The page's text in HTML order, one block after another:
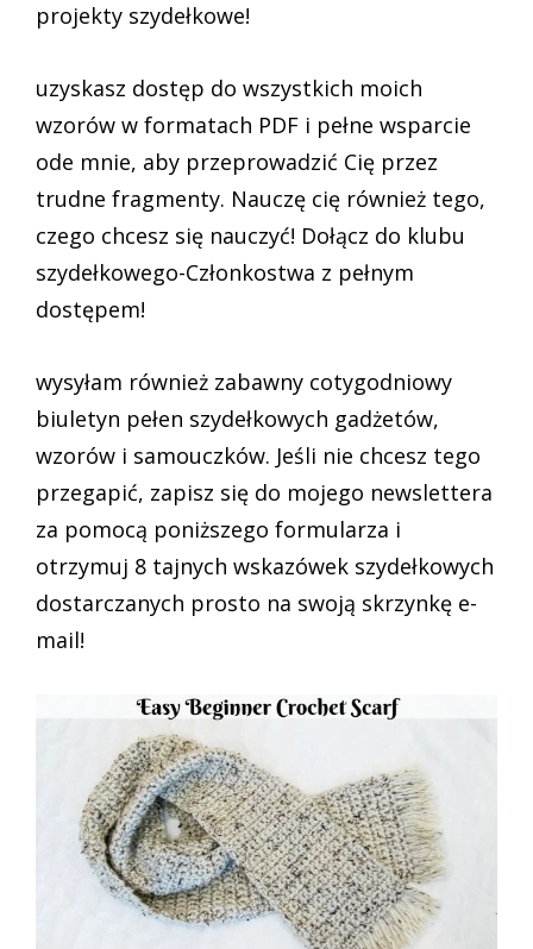
projekty szydełkowe!
uzyskasz dostęp do wszystkich moich
wzorów w formatach PDF i pełne wsparcie
ode mnie, aby przeprowadzić Cię przez
trudne fragmenty. Nauczę cię również tego,
czego chcesz się nauczyć! Dołącz do klubu
szydełkowego-Członkostwa z pełnym
dostępem!
wysyłam również zabawny cotygodniowy
biuletyn pełen szydełkowych gadżetów,
wzorów i samouczków. Jeśli nie chcesz tego
przegapić, zapisz się do mojego newslettera
za pomocą poniższego formularza i
otrzymuj 8 tajnych wskazówek szydełkowych
dostarczanych prosto na swoją skrzynkę e-
mail!